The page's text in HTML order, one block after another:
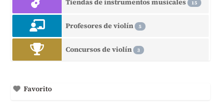
15
Profesores de violín 5
Concursos de violín 3
Favorito